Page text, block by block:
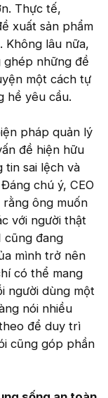
Thực tế,
xuất sản phẩm
Không lâu nữa,
những đề
một cách tự
hề yêu cầu.
pháp quản lý
đề hiện hữu
tin sai lệch và
chú ý, CEO
ông muốn
với người thật
cũng đang
mình trở nên
có thể mang
người dùng một
nói nhiều
để duy trì
cũng góp phần